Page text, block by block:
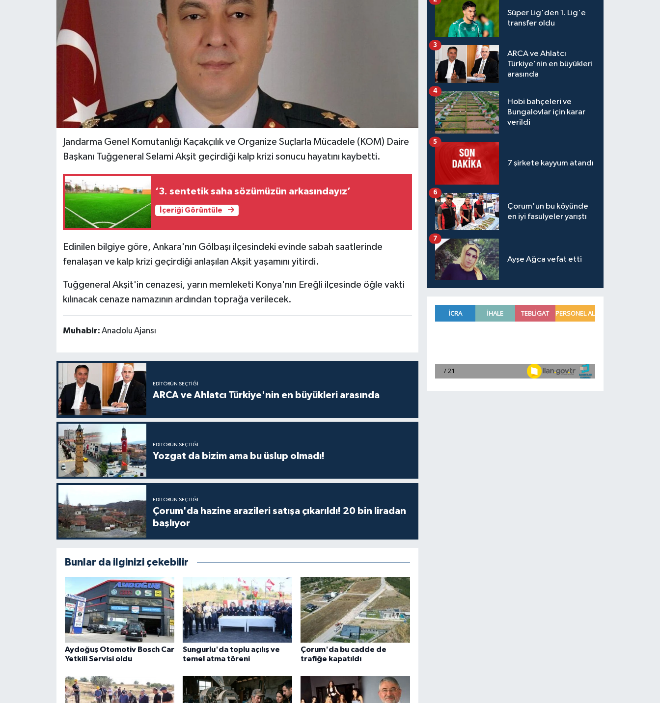
Jandarma Genel Komutanlığı Kaçakçılık ve Organize Suçlarla Mücadele (KOM) Daire
Başkanı Tuğgeneral Selami Akşit geçirdiği kalp krizi sonucu hayatını kaybetti.
‘3. sentetik saha sözümüzün arkasındayız’
İçeriği Görüntüle
Edinilen bilgiye göre, Ankara'nın Gölbaşı ilçesindeki evinde sabah saatlerinde
fenalaşan ve kalp krizi geçirdiği anlaşılan Akşit yaşamını yitirdi.
Tuğgeneral Akşit'in cenazesi, yarın memleketi Konya'nın Ereğli ilçesinde öğle vakti
kılınacak cenaze namazının ardından toprağa verilecek.
Muhabir: Anadolu Ajansı
EDITÖRÜN SEÇTIĞI
ARCA ve Ahlatcı Türkiye'nin en büyükleri arasında
EDITÖRÜN SEÇTIĞI
Yozgat da bizim ama bu üslup olmadı!
EDITÖRÜN SEÇTIĞI
Çorum'da hazine arazileri satışa çıkarıldı! 20 bin liradan
başlıyor
Bunlar da ilginizi çekebilir
Aydoğuş Otomotiv Bosch Car
Yetkili Servisi oldu
Sungurlu'da toplu açılış ve
temel atma töreni
Çorum'da bu cadde de
trafiğe kapatıldı
Süper Lig'den 1. Lig'e
transfer oldu
ARCA ve Ahlatcı
Türkiye'nin en büyükleri
arasında
3
Hobi bahçeleri ve
Bungalovlar için karar
verildi
4
7 şirkete kayyum atandı
5
Çorum'un bu köyünde
en iyi fasulyeler yarıştı
6
Ayşe Ağca vefat etti
7
OTOPARK